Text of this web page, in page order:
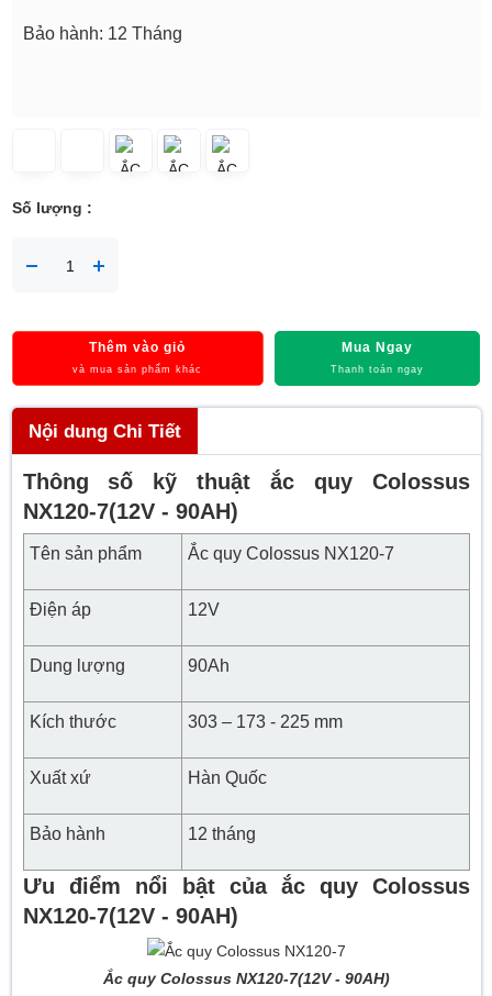
Bảo hành: 12 Tháng
Số lượng :
Thêm vào giỏ
và mua sản phẩm khác
Mua Ngay
Thanh toán ngay
Nội dung Chi Tiết
Thông số kỹ thuật ắc quy Colossus
NX120-7(12V - 90AH)
Tên sản phẩm Ắc quy Colossus NX120-7
Điện áp 12V
Dung lượng 90Ah
Kích thước 303 – 173 - 225 mm
Xuất xứ Hàn Quốc
Bảo hành 12 tháng
Ưu điểm nổi bật của ắc quy Colossus
NX120-7(12V - 90AH)
Ắc quy Colossus NX120-7(12V - 90AH)